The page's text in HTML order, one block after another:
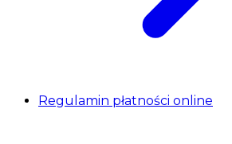
Regulamin płatności online